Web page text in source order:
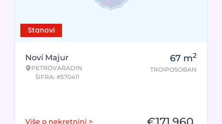
Stanovi
Novi Majur
PETROVARADIN
ŠIFRA: #570411
67 m2
TROIPOSOBAN
Više o nekretnini >